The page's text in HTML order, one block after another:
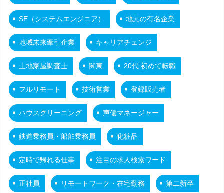
SE（システムエンジニア） 地元の有名企業
地域未来牽引企業 キャリアチェンジ
土地家屋調査士 関東 20代 初めて転職
フルリモート 技術営業 登録販売者
ハウスクリーニング 声優マネージャー
鉄道乗務員・船舶乗務員 化粧品
定時で帰れる仕事 注目の求人検索ワード
正社員 リモートワーク・在宅勤務 第二新卒